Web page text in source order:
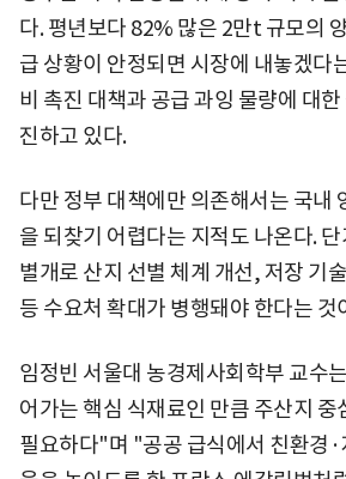
다. 평년보다 82% 많은 2만t 규모의
급 상황이 안정되면 시장에 내놓겠다
비 촉진 대책과 공급 과잉 물량에 대
진하고 있다.
다만 정부 대책에만 의존해서는 국내
을 되찾기 어렵다는 지적도 나온다.
별개로 산지 선별 체계 개선, 저장 기
등 수요처 확대가 병행돼야 한다는 것
임정빈 서울대 농경제사회학부 교수
어가는 핵심 식재료인 만큼 주산지 중
필요하다"며 "공공 급식에서 친환경·